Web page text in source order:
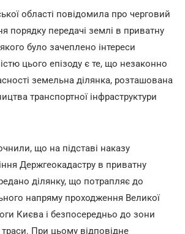
області повідомила про черговий
порядку передачі землі в приватну
було зачеплено інтереси
цього епізоду є те, що незаконно
земельна ділянка, розташована
транспортної інфраструктури
що на підставі наказу
Держгеокадастру в приватну
ділянку, що потрапляє до
напряму проходження Великої
Києва і безпосередньо до зони
При цьому відповідне